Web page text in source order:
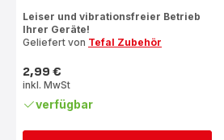
Leiser und vibrationsfreier Betrieb
Ihrer Geräte!
Geliefert von Tefal Zubehör
Preis
2,99 €
inkl. MwSt
verfügbar